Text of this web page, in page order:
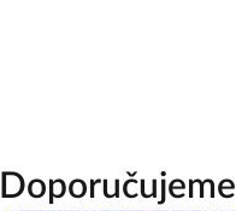
Doporučujeme